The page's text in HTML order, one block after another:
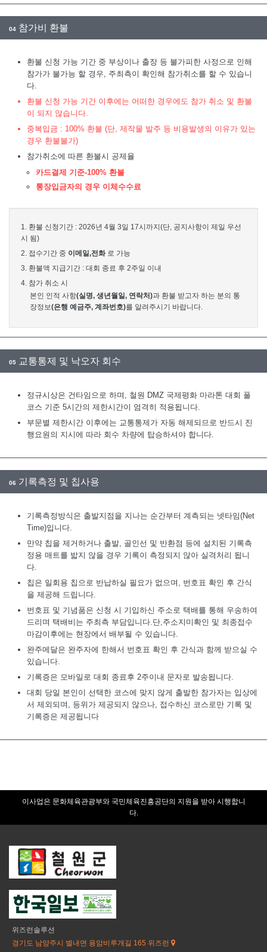
04 참가비 환불
환불 신청 가능 기간 중 부상이나 출장 등 불가피한 사정으로 인해
참가가 불가능 할 경우, 주최측이 확인해 참가취소를 할 수 있습니
다.
환불 신청 가능 기간 이후에는 어떠한 경우에도 참가 취소 및 환불
이 되지 않습니다.
중복입금 : 100% 환불 (단, 제작물 발주 등 비용발생의 이유가 있는
경우 환불불가)
참가취소에 따른 환불시 공제율
카드결제 기준-100% 환불
통장입금자의 경우 이체수수료
1. 환불 신청기간 : 2026년 4월 3일 17시까지(단, 공지사항이 제일 우선
시 됨)
2. 접수기간 중 이메일,전화 로 가능
3. 환불액 지급기간 : 대회 종료 후 2주일 이내
4. 참가 취소 시
본인 인적 사항(실명, 생년월일, 연락처)과 환불 받고자 하는 분의 통
장정보(은행 예금주, 계좌번호)를 알려주시기 바랍니다.
05 교통통제 및 낙오자 회수
정규시상은 건타임으로 하며, 철원 DMZ 국제평화 마라톤 대회 풀
코스 기준 5시간의 제한시간이 엄격히 적용됩니다.
부문별 제한시간 이후에는 교통통제가 자동 해제되므로 반드시 진
행요원의 지시에 따라 회수 차량에 탑승하셔야 합니다.
06 기록측정 및 칩사용
기록측정방식은 출발지점을 지나는 순간부터 계측되는 넷타임(Net
Time)입니다.
만약 칩을 제거하거나 출발, 골인선 및 반환점 등에 설치된 기록측
정용 매트를 밟지 않을 경우 기록이 측정되지 않아 실격처리 됩니
다.
칩은 일회용 칩으로 반납하실 필요가 없으며, 번호표 확인 후 간식
을 제공해 드립니다.
번호표 및 기념품은 신청 시 기입하신 주소로 택배를 통해 우송하여
드리며 택배비는 주최측 부담입니다.단,주소지미확인 및 최종접수
마감이후에는 현장에서 배부될 수 있습니다.
완주메달은 완주자에 한해서 번호표 확인 후 간식과 함께 받으실 수
있습니다.
기록증은 모바일로 대회 종료후 2주이내 문자로 발송됩니다.
대회 당일 본인이 선택한 코스에 맞지 않게 출발한 참가자는 입상에
서 제외되며, 등위가 제공되지 않으나, 접수하신 코스로만 기록 및
기록증은 제공됩니다
이사업은 문화체육관광부와 국민체육진흥공단의 지원을 받아 시행합니
다.
위즈런솔루션
경기도 남양주시 별내면 용암비루개길 165 위즈런